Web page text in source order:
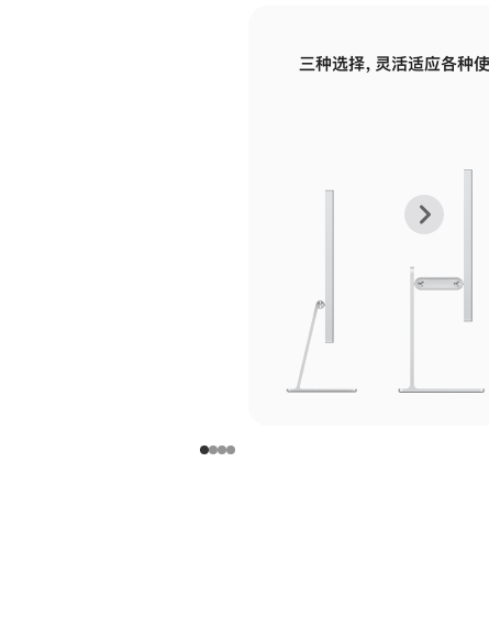
面
面
三种选择，灵活适应各种使
上
张
下
张